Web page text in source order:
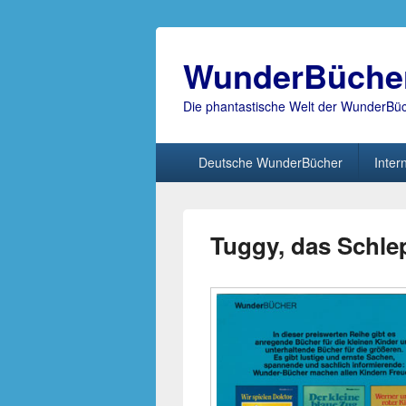
Die phantastische Welt der
Deutsche WunderBücher
Tuggy, das